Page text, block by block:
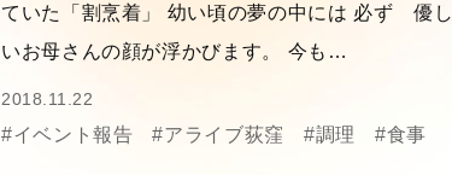
ていた「割烹着」 幼い頃の夢の中には 必ず 優し
いお母さんの顔が浮かびます。 今も…
2018.11.22
#イベント報告 #アライブ荻窪 #調理 #食事